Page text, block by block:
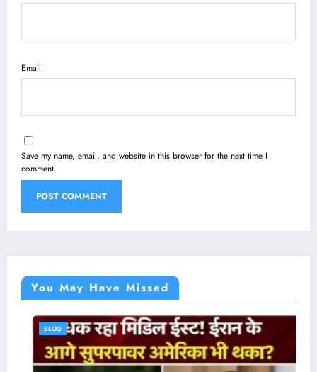
Email
Save my name, email, and website in this browser for the next time I
comment.
You May Have Missed
BLOG